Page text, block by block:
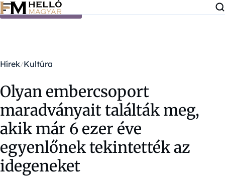
Ugrás a tartalomra
Hírek Kultúra
Olyan embercsoport
maradványait találták meg,
akik már 6 ezer éve
egyenlőnek tekintették az
idegeneket